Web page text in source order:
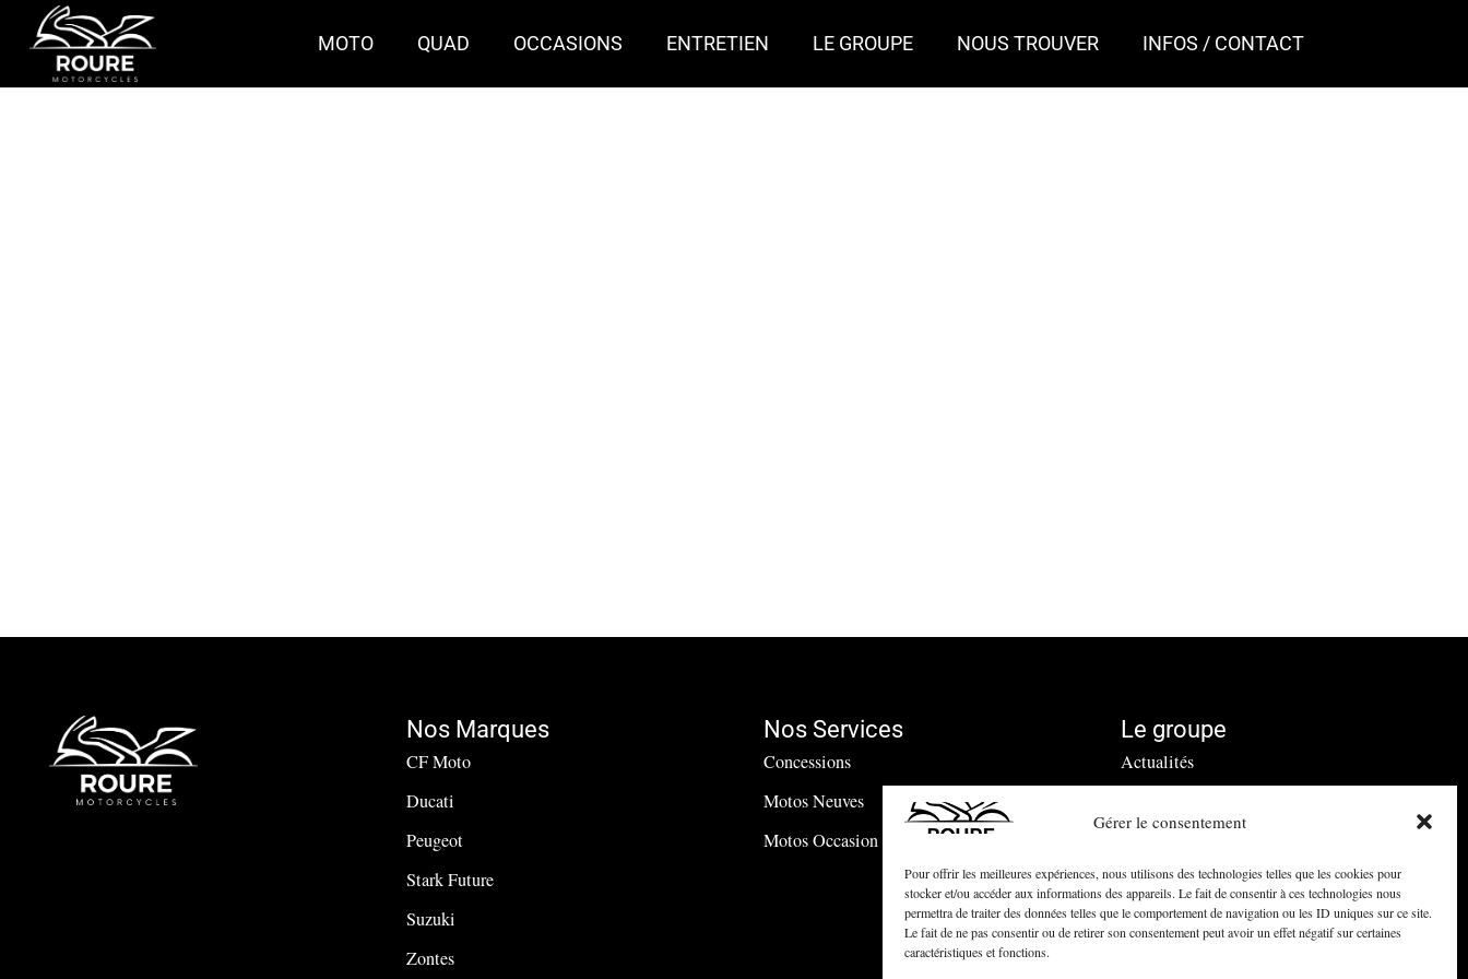
Gérer le consentement
Pour offrir les meilleures expériences, nous utilisons des technologies telles que les cookies pour
stocker et/ou accéder aux informations des appareils. Le fait de consentir à ces technologies nous
permettra de traiter des données telles que le comportement de navigation ou les ID uniques sur ce site.
Le fait de ne pas consentir ou de retirer son consentement peut avoir un effet négatif sur certaines
caractéristiques et fonctions.
MOTO QUAD OCCASIONS ENTRETIEN LE GROUPE NOUS TROUVER INFOS / CONTACT
Nos Marques
CF Moto
Ducati
Peugeot
Stark Future
Suzuki
Zontes
Nos Services
Concessions
Motos Neuves
Motos Occasion
Le groupe
Actualités